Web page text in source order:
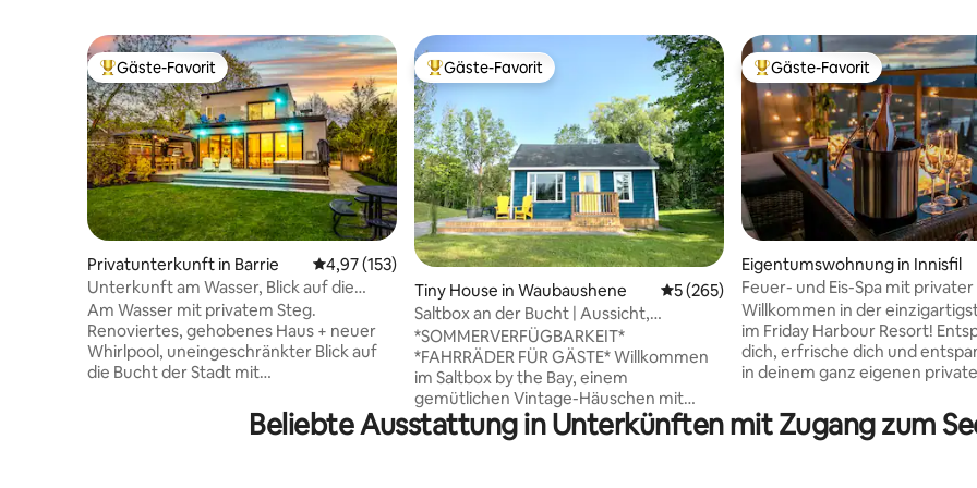
Beliebter Gäste-Favorit.
Gäste-Favorit
Privatunterkunft in Barrie Durchschnittliche Bewertung: 4,97 von 5, 153 Bewertungen
4,97 (153)
Unterkunft am Wasser, Blick auf die
Stadt/den Sonnenuntergang und nur
wenige Schritte zum Strand
Am Wasser mit privatem Steg.
Renoviertes, gehobenes Haus + neuer
Whirlpool, uneingeschränkter Blick auf
die Bucht der Stadt mit
im Sommer. Nur wenige Schritte vom
Strand und Park Minet's Point entfernt. 4
Beliebter Gäste-Favorit.
Gäste-Favorit
Tiny House in Waubaushene Durchschnittliche Bewertung: 5 von 5,
5 (265)
Saltbox an der Bucht | Aussicht,
Fahrräder, Strände & Vetta
*SOMMERVERFÜGBARKEIT*
*FAHRRÄDER FÜR GÄSTE* Willkommen
im Saltbox by the Bay, einem
gemütlichen Vintage-Häuschen mit
wunderschöner Aussicht und luxuriöser
Ausstattung. Perfekt für einen
Beliebter Gäste-Favorit.
Gäste-Favorit
Eigentumswohnung in Innisfil
Feuer- und Eis-Spa mit privater
Willkommen in der
im Friday Harbour Resort!
dich, erfrische dich und
in deinem ganz eigenen
Innenkamine und einen
Außenfeuertisch umfasst. Küss den
Beliebte Ausstattung in Unterkünften mit Zugang zum